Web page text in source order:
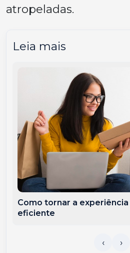
atropeladas.
Leia mais
Como tornar a
eficiente